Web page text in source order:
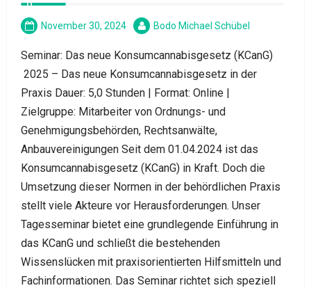
November 30, 2024 Bodo Michael Schübel
Seminar: Das neue Konsumcannabisgesetz (KCanG)
2025 – Das neue Konsumcannabisgesetz in der
Praxis Dauer: 5,0 Stunden | Format: Online |
Zielgruppe: Mitarbeiter von Ordnungs- und
Genehmigungsbehörden, Rechtsanwälte,
Anbauvereinigungen Seit dem 01.04.2024 ist das
Konsumcannabisgesetz (KCanG) in Kraft. Doch die
Umsetzung dieser Normen in der behördlichen Praxis
stellt viele Akteure vor Herausforderungen. Unser
Tagesseminar bietet eine grundlegende Einführung in
das KCanG und schließt die bestehenden
Wissenslücken mit praxisorientierten Hilfsmitteln und
Fachinformationen. Das Seminar richtet sich speziell